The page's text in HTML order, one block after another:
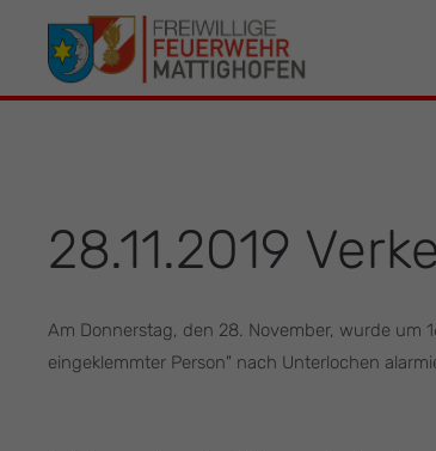
Der Eintrag "offcanvas-col1" existiert leider
nicht.
28.11.2019
Am Donnerstag, den 28. November, wurde um
eingeklemmter Person" nach Unterlochen